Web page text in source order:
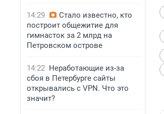
14:29
Стало известно, кто
построит общежитие для
гимнасток за 2 млрд на
Петровском острове
14:22 Неработающие из-за
сбоя в Петербурге сайты
открывались с VPN. Что это
значит?